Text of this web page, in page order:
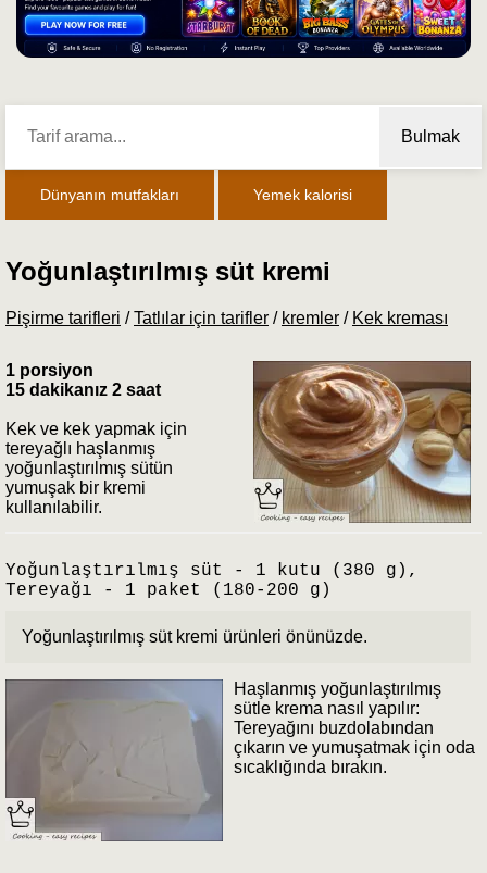
Bulmak
Dünyanın mutfakları Yemek kalorisi
Yoğunlaştırılmış süt kremi
Pişirme tarifleri /Tatlılar için tarifler / kremler / Kek kreması
1 porsiyon
15 dakikanız 2 saat
Kek ve kek yapmak için
tereyağlı haşlanmış
yoğunlaştırılmış sütün
yumuşak bir kremi
kullanılabilir.
Yoğunlaştırılmış süt - 1 kutu (380 g),
Tereyağı - 1 paket (180-200 g)
Yoğunlaştırılmış süt kremi ürünleri önünüzde.
Haşlanmış yoğunlaştırılmış
sütle krema nasıl yapılır:
Tereyağını buzdolabından
çıkarın ve yumuşatmak için oda
sıcaklığında bırakın.